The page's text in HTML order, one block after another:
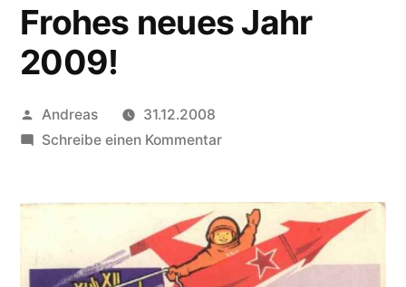
Frohes neues Jahr
2009!
Veröffentlicht
von
Andreas
31.12.2008
Schreibe einen Kommentarzu
Jahr
2009!